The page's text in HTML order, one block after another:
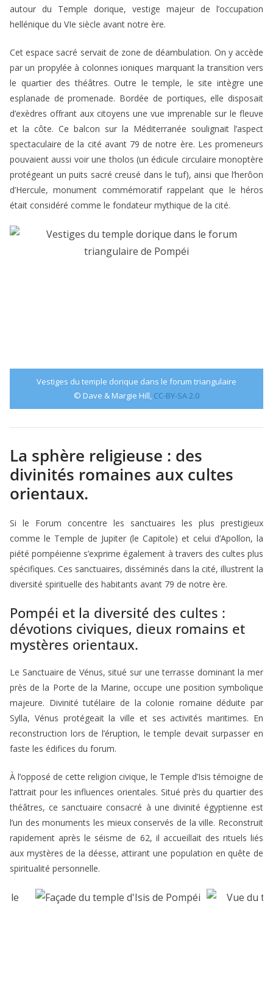
autour du Temple dorique, vestige majeur de l’occupation
hellénique du VIe siècle avant notre ère.
Cet espace sacré servait de zone de déambulation. On y accède
par un propylée à colonnes ioniques marquant la transition vers
le quartier des théâtres. Outre le temple, le site intègre une
esplanade de promenade. Bordée de portiques, elle disposait
d’exèdres offrant aux citoyens une vue imprenable sur le fleuve
et la côte. Ce balcon sur la Méditerranée soulignait l’aspect
spectaculaire de la cité avant 79 de notre ère. Les promeneurs
pouvaient aussi voir une tholos (un édicule circulaire monoptère
protégeant un puits sacré creusé dans le tuf), ainsi que l’herôon
d’Hercule, monument commémoratif rappelant que le héros
était considéré comme le fondateur mythique de la cité.
Vestiges du temple dorique dans le forum triangulaire
© Dave & Margie Hill, CC-BY-SA 2.0
La sphère religieuse : des
divinités romaines aux cultes
orientaux.
Si le Forum concentre les sanctuaires les plus prestigieux
comme le Temple de Jupiter (le Capitole) et celui d’Apollon, la
piété pompéienne s’exprime également à travers des cultes plus
spécifiques. Ces sanctuaires, disséminés dans la cité, illustrent la
diversité spirituelle des habitants avant 79 de notre ère.
Pompéi et la diversité des cultes :
dévotions civiques, dieux romains et
mystères orientaux.
Le Sanctuaire de Vénus, situé sur une terrasse dominant la mer
près de la Porte de la Marine, occupe une position symbolique
majeure. Divinité tutélaire de la colonie romaine déduite par
Sylla, Vénus protégeait la ville et ses activités maritimes. En
reconstruction lors de l’éruption, le temple devait surpasser en
faste les édifices du forum.
À l’opposé de cette religion civique, le Temple d’Isis témoigne de
l’attrait pour les influences orientales. Situé près du quartier des
théâtres, ce sanctuaire consacré à une divinité égyptienne est
l’un des monuments les mieux conservés de la ville. Reconstruit
rapidement après le séisme de 62, il accueillait des rituels liés
aux mystères de la déesse, attirant une population en quête de
spiritualité personnelle.